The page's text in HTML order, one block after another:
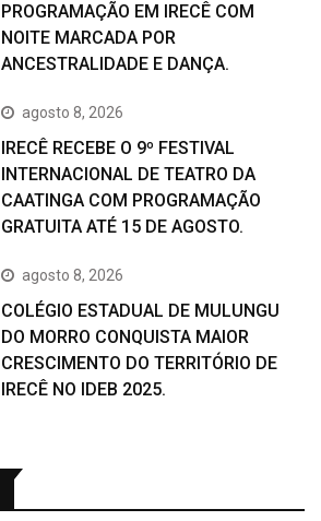
PROGRAMAÇÃO EM IRECÊ COM
NOITE MARCADA POR
ANCESTRALIDADE E DANÇA.
agosto 8, 2026
IRECÊ RECEBE O 9º FESTIVAL
INTERNACIONAL DE TEATRO DA
CAATINGA COM PROGRAMAÇÃO
GRATUITA ATÉ 15 DE AGOSTO.
agosto 8, 2026
COLÉGIO ESTADUAL DE MULUNGU
DO MORRO CONQUISTA MAIOR
CRESCIMENTO DO TERRITÓRIO DE
IRECÊ NO IDEB 2025.